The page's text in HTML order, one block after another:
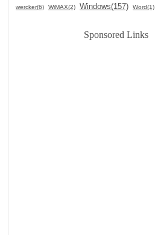
wercker(6) WiMAX(2) Windows(157) Word(1)
Sponsored Links